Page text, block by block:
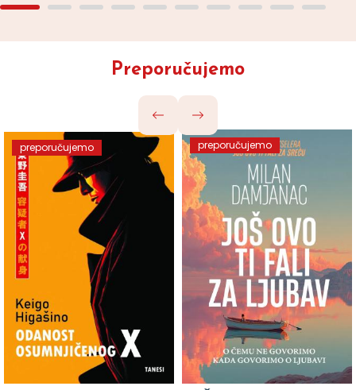
Preporučujemo
preporučujemo preporučujemo